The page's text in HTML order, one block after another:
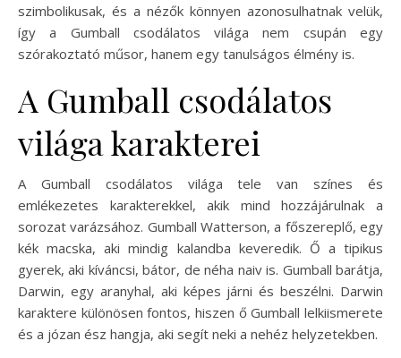
szimbolikusak, és a nézők könnyen azonosulhatnak velük,
így a Gumball csodálatos világa nem csupán egy
szórakoztató műsor, hanem egy tanulságos élmény is.
A Gumball csodálatos
világa karakterei
A Gumball csodálatos világa tele van színes és
emlékezetes karakterekkel, akik mind hozzájárulnak a
sorozat varázsához. Gumball Watterson, a főszereplő, egy
kék macska, aki mindig kalandba keveredik. Ő a tipikus
gyerek, aki kíváncsi, bátor, de néha naiv is. Gumball barátja,
Darwin, egy aranyhal, aki képes járni és beszélni. Darwin
karaktere különösen fontos, hiszen ő Gumball lelkiismerete
és a józan ész hangja, aki segít neki a nehéz helyzetekben.